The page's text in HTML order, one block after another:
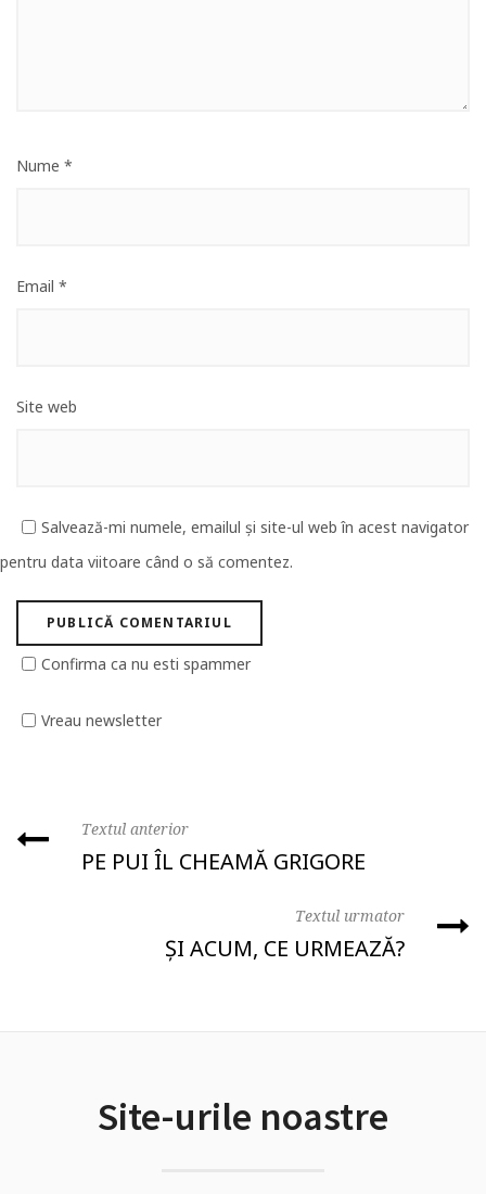
Nume *
Email *
Site web
Salvează-mi numele, emailul și site-ul web în acest navigator
pentru data viitoare când o să comentez.
Confirma ca nu esti spammer
Vreau newsletter
Textul anterior
PE PUI ÎL CHEAMĂ GRIGORE
Textul urmator
ȘI ACUM, CE URMEAZĂ?
Site-urile noastre